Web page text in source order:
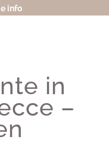
info
in
–